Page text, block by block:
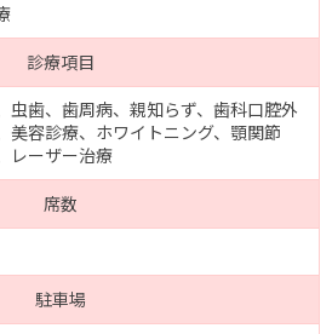
診療項目
虫歯、歯周病、親知らず、歯科口腔外
美容診療、ホワイトニング、顎関節
レーザー治療
席数
駐車場